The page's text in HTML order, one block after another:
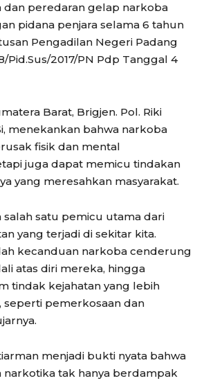
dan peredaran gelap narkoba
pidana penjara selama 6 tahun
Pengadilan Negeri Padang
Pid.Sus/2017/PN Pdp Tanggal 4
Barat, Brigjen. Pol. Riki
menekankan bahwa narkoba
fisik dan mental
juga dapat memicu tindakan
yang meresahkan masyarakat.
salah satu pemicu utama dari
yang terjadi di sekitar kita.
kecanduan narkoba cenderung
atas diri mereka, hingga
tindak kejahatan yang lebih
seperti pemerkosaan dan
menjadi bukti nyata bahwa
narkotika tak hanya berdampak